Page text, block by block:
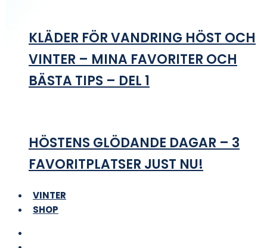
KLÄDER FÖR VANDRING HÖST OCH
VINTER – MINA FAVORITER OCH
BÄSTA TIPS – DEL 1
HÖSTENS GLÖDANDE DAGAR – 3
FAVORITPLATSER JUST NU!
VINTER
SHOP